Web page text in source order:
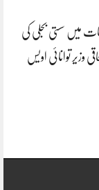
میں سستی بجلی کی
وزیر توانائی اویس